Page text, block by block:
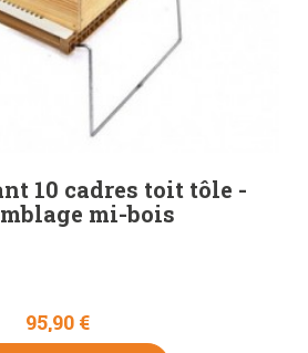
10 cadres toit tôle -
mi-bois
95,90 €